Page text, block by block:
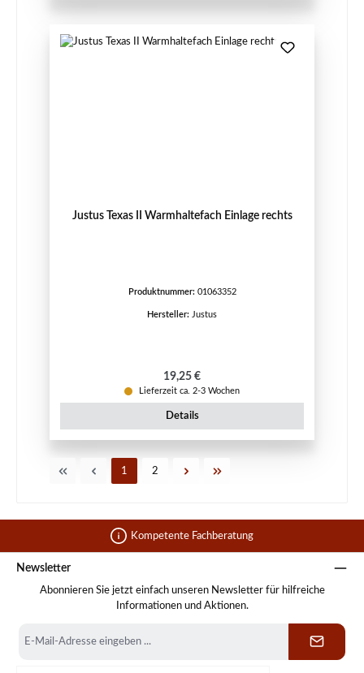
Justus Texas II Warmhaltefach Einlage rechts
Produktnummer: 01063352
Hersteller: Justus
Regulärer Preis:
19,25 €
Lieferzeit ca. 2-3 Wochen
Details
Seite
1 Seite
2
Kompetente Fachberatung
Newsletter
Abonnieren Sie jetzt einfach unseren Newsletter für hilfreiche
Informationen und Aktionen.
Mail-